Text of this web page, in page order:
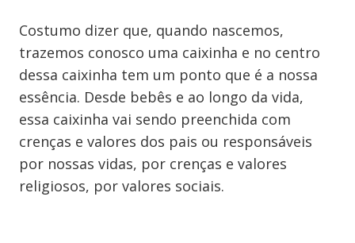
Costumo dizer que, quando nascemos,
trazemos conosco uma caixinha e no centro
dessa caixinha tem um ponto que é a nossa
essência. Desde bebês e ao longo da vida,
essa caixinha vai sendo preenchida com
crenças e valores dos pais ou responsáveis
por nossas vidas, por crenças e valores
religiosos, por valores sociais.